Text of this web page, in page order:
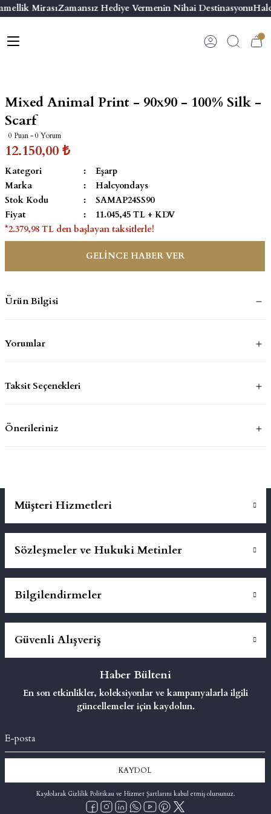
MirasıZamansız Hediye Vermenin Nihai Destinasyonu
Geri Dön
Geri Dön
ve Aksesuarlar
Mum
Geri Dön
Geri Dön
Seriler
Elephant
Mixed Animal Print - 90x90 - 100% Silk -
Scarf
0 Puan - 0 Yorum
12.150,00 ₺
Kategori
Eşarp
Marka
Halcyondays
Stok Kodu
SAMAP24SS90
Fiyat
11.045,45 TL + KDV
*2.379,98 TL den başlayan taksitlerle!
GELİNCE HABER VER
Ürün Bilgisi
Yorumlar
Taksit Seçenekleri
Önerileriniz
Müşteri Hizmetleri
Sözleşmeler ve Hukuki Metinler
Bilgilendirmeler
Güvenli Alışveriş
Haber Bülteni
En son etkinlikler, koleksiyonlar ve kampanyalarla ilgili
güncellemeler için kaydolun.
KAYDOL
Kaydolarak Gizlilik Politikası ve Hizmet Şartlarını kabul etmiş olursunuz.